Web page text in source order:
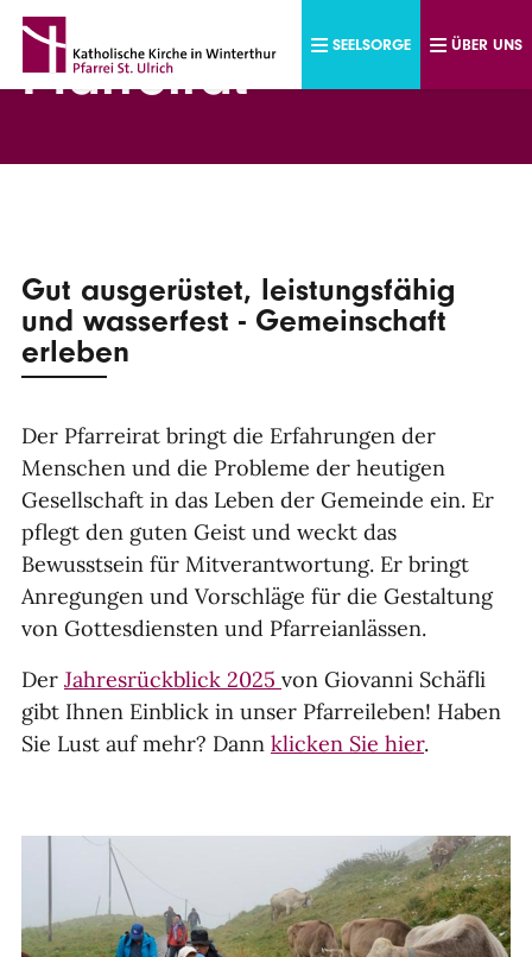
Direkt zum Inhalt
SEELSORGE ÜBER UNS
Pfarreirat
Gut ausgerüstet, leistungsfähig
und wasserfest - Gemeinschaft
erleben
Der Pfarreirat bringt die Erfahrungen der
Menschen und die Probleme der heutigen
Gesellschaft in das Leben der Gemeinde ein. Er
pflegt den guten Geist und weckt das
Bewusstsein für Mitverantwortung. Er bringt
Anregungen und Vorschläge für die Gestaltung
von Gottesdiensten und Pfarreianlässen.
Der Jahresrückblick 2025 von Giovanni Schäfli
gibt Ihnen Einblick in unser Pfarreileben! Haben
Sie Lust auf mehr? Dann klicken Sie hier.